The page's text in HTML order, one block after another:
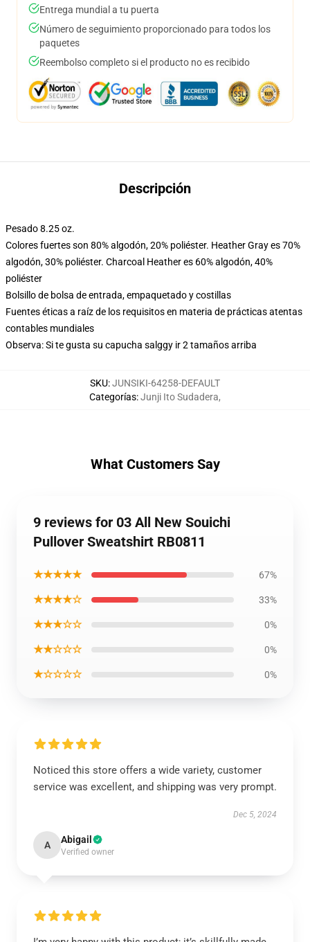
Entrega mundial a tu puerta
Número de seguimiento proporcionado para todos los
paquetes
Reembolso completo si el producto no es recibido
Descripción
Pesado 8.25 oz.
Colores fuertes son 80% algodón, 20% poliéster. Heather Gray es 70%
algodón, 30% poliéster. Charcoal Heather es 60% algodón, 40%
poliéster
Bolsillo de bolsa de entrada, empaquetado y costillas
Fuentes éticas a raíz de los requisitos en materia de prácticas atentas
contables mundiales
Observa: Si te gusta su capucha salggy ir 2 tamaños arriba
SKU:JUNSIKI-64258-DEFAULT
Categorías:Junji Ito Sudadera,
What Customers Say
9 reviews for 03 All New Souichi
Pullover Sweatshirt RB0811
★★★★★ 67%
★★★★☆ 33%
★★★☆☆ 0%
★★☆☆☆ 0%
★☆☆☆☆ 0%
Noticed this store offers a wide variety, customer
service was excellent, and shipping was very prompt.
Dec 5, 2024
A Abigail
Verified owner